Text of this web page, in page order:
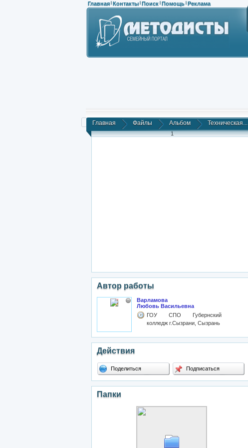
Главная | Контакты | Поиск | Помощь | Реклама
Главная Файлы Альбом Техническая...
1
Автор работы
Варламова
Любовь Васильевна
ГОУ СПО Губернский
колледж г.Сызрани, Сызрань
Действия
Поделиться Подписаться
Папки